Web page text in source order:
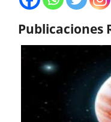
Publicaciones